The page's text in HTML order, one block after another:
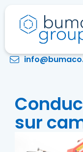
sur